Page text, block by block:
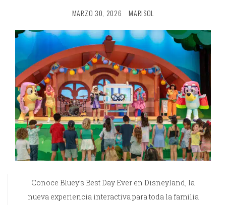
MARZO 30, 2026 MARISOL
Conoce Bluey’s Best Day Ever en Disneyland, la
nueva experiencia interactiva para toda la familia